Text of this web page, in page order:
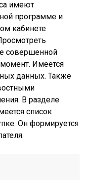
имеют
программе и
кабинете
совершенной
Имеется
данных. Также
В разделе
список
Он формируется